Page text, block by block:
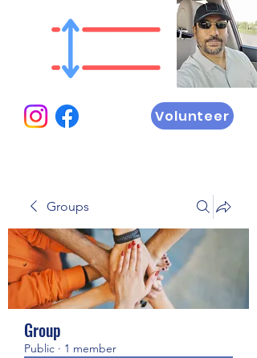
Volunteer
Groups
Group
Public · 1 member